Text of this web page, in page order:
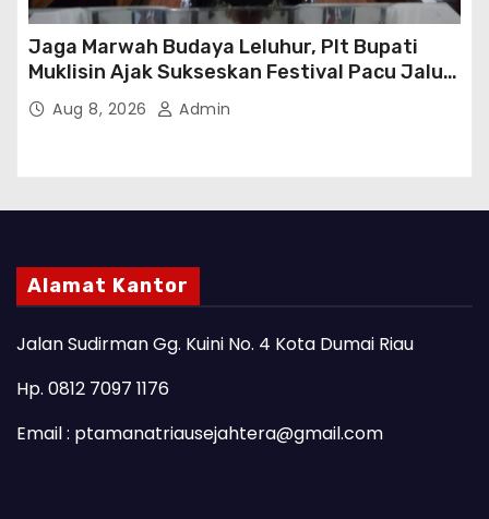
Jaga Marwah Budaya Leluhur, Plt Bupati
Muklisin Ajak Sukseskan Festival Pacu Jalur
2026Aug 8, 2026 Admin
Alamat Kantor
Jalan Sudirman Gg. Kuini No. 4 Kota Dumai Riau
Hp. 0812 7097 1176
Email : ptamanatriausejahtera@gmail.com